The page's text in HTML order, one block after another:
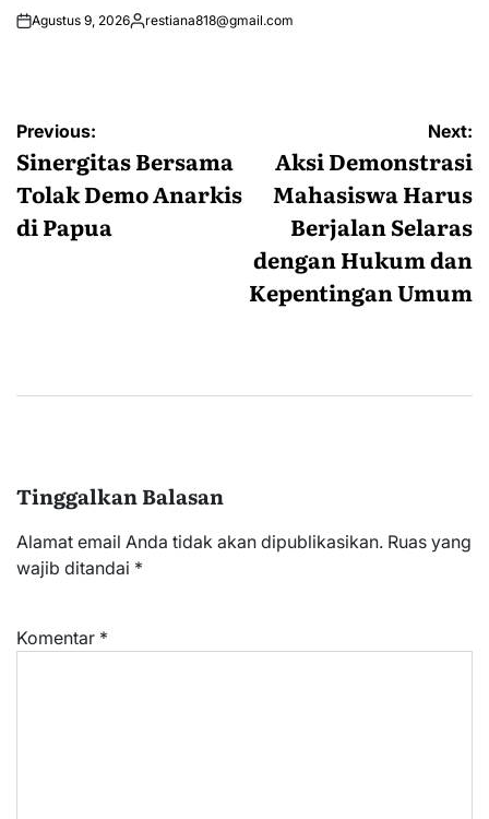
Agustus 9, 2026Posted
restiana818@gmail.com
Navigasi
pos
Previous:
Sinergitas Bersama
Tolak Demo Anarkis
di Papua
Next:
Aksi Demonstrasi
Mahasiswa Harus
Berjalan Selaras
dengan Hukum dan
Kepentingan Umum
Tinggalkan Balasan
Alamat email Anda tidak akan dipublikasikan. Ruas yang
wajib ditandai *
Komentar *